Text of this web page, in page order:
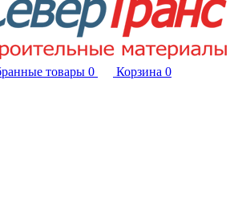
товары 0 Корзина 0